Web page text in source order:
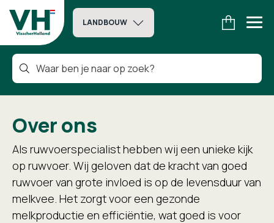
LANDBOUW
Over ons
Als ruwvoerspecialist hebben wij een unieke kijk
op ruwvoer. Wij geloven dat de kracht van goed
ruwvoer van grote invloed is op de levensduur van
melkvee. Het zorgt voor een gezonde
melkproductie en efficiëntie, wat goed is voor